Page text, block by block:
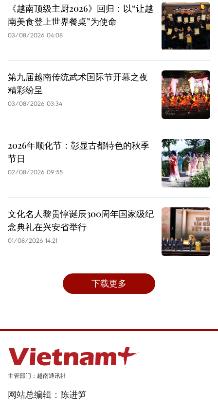
《越南顶级主厨2026》回归：以“让越
南美食登上世界餐桌”为使命
03/08/2026 04:08
第九届越南传统武术国际节开幕之夜
精彩纷呈
03/08/2026 03:34
2026年顺化节：彰显古都特色的秋季
节日
02/08/2026 09:55
文化名人黎贵惇诞辰300周年国家级纪
念典礼在兴安省举行
01/08/2026 14:21
下载更多
主管部门：越南通讯社
网站总编辑：陈进笋